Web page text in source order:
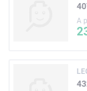
A